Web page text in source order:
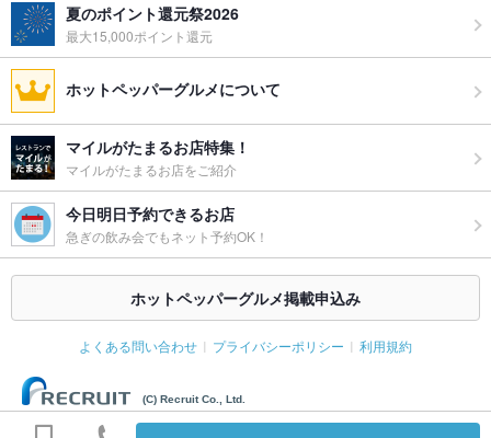
夏のポイント還元祭2026
最大15,000ポイント還元
ホットペッパーグルメについて
マイルがたまるお店特集！
マイルがたまるお店をご紹介
今日明日予約できるお店
急ぎの飲み会でもネット予約OK！
ホットペッパーグルメ掲載申込み
よくある問い合わせ プライバシーポリシー 利用規約
(C) Recruit Co., Ltd.